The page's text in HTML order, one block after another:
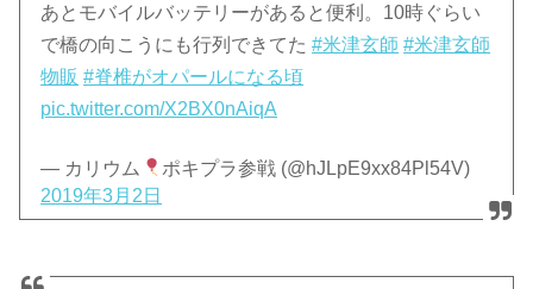
あとモバイルバッテリーがあると便利。10時ぐらい
で橋の向こうにも行列できてた#米津玄師 #米津玄師
物販 #脊椎がオパールになる頃
pic.twitter.com/X2BX0nAiqA
— カリウム
ポキプラ参戦 (@hJLpE9xx84Pl54V)
2019年3月2日